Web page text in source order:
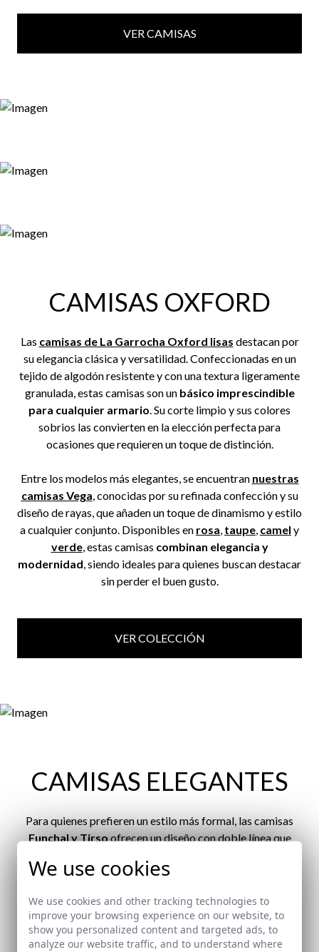
VER CAMISAS
CAMISAS OXFORD
Las camisas de La Garrocha Oxford lisas destacan por
su elegancia clásica y versatilidad. Confeccionadas en un
tejido de algodón resistente y con una textura ligeramente
granulada, estas camisas son un básico imprescindible
para cualquier armario. Su corte limpio y sus colores
sobrios las convierten en la elección perfecta para
ocasiones que requieren un toque de distinción.
Entre los modelos más elegantes, se encuentran nuestras
camisas Vega, conocidas por su refinada confección y su
diseño de rayas, que añaden un toque de dinamismo y estilo
a cualquier conjunto. Disponibles en rosa, taupe, camel y
verde, estas camisas combinan elegancia y
modernidad, siendo ideales para quienes buscan destacar
sin perder el buen gusto.
VER COLECCIÓN
CAMISAS ELEGANTES
Para quienes prefieren un estilo más formal, las camisas
FunchalyTirsoofrecen un diseño con doble línea que
impecable y la atención al detalle en su confección las
presencia impecable.
We use cookies
We use cookies and other tracking technologies to
improve your browsing experience on our website, to
show you personalized content and targeted ads, to
analyze our website traffic, and to understand where